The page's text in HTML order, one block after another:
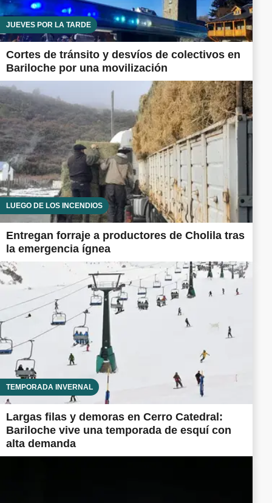
JUEVES POR LA TARDE
Cortes de tránsito y desvíos de colectivos en
Bariloche por una movilización
LUEGO DE LOS INCENDIOS
Entregan forraje a productores de Cholila tras
la emergencia ígnea
TEMPORADA INVERNAL
Largas filas y demoras en Cerro Catedral:
Bariloche vive una temporada de esquí con
alta demanda